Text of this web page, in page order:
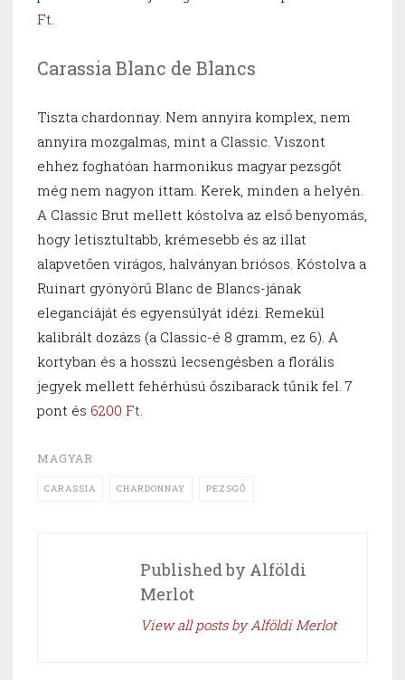
Ft.
Carassia Blanc de Blancs
Tiszta chardonnay. Nem annyira komplex, nem
annyira mozgalmas, mint a Classic. Viszont
ehhez foghatóan harmonikus magyar pezsgőt
még nem nagyon ittam. Kerek, minden a helyén.
A Classic Brut mellett kóstolva az első benyomás,
hogy letisztultabb, krémesebb és az illat
alapvetően virágos, halványan briósos. Kóstolva a
Ruinart gyönyörű Blanc de Blancs-jának
eleganciáját és egyensúlyát idézi. Remekül
kalibrált dozázs (a Classic-é 8 gramm, ez 6). A
kortyban és a hosszú lecsengésben a florális
jegyek mellett fehérhúsú őszibarack tűnik fel. 7
pont és 6200 Ft.
MAGYAR
CARASSIA CHARDONNAY PEZSGŐ
Published by Alföldi
Merlot
View all posts by Alföldi Merlot